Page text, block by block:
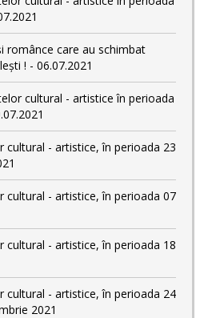
românce care au schimbat
! - 06.07.2021
cultural - artistice în perioada
cultural - artistice, în perioada 23
cultural - artistice, în perioada 07
cultural - artistice, în perioada 18
cultural - artistice, în perioada 24
2021